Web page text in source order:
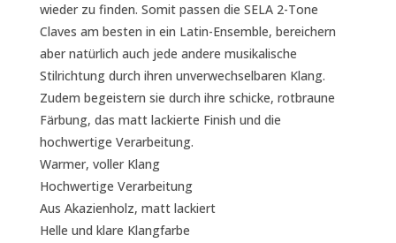
wieder zu finden. Somit passen die SELA 2-Tone
Claves am besten in ein Latin-Ensemble, bereichern
aber natürlich auch jede andere musikalische
Stilrichtung durch ihren unverwechselbaren Klang.
Zudem begeistern sie durch ihre schicke, rotbraune
Färbung, das matt lackierte Finish und die
hochwertige Verarbeitung.
Warmer, voller Klang
Hochwertige Verarbeitung
Aus Akazienholz, matt lackiert
Helle und klare Klangfarbe